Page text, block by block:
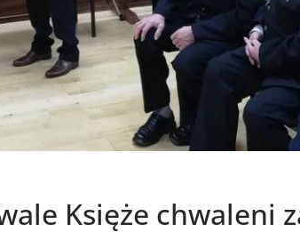
Księże chwaleni